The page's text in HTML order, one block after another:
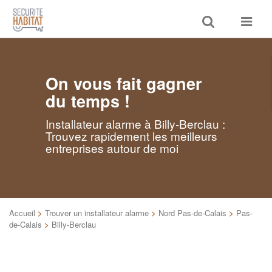
Toggle
search
Toggle
On vous fait gagner
du temps !
Installateur alarme à Billy-Berclau :
Trouvez rapidement les meilleurs
entreprises autour de moi
Accueil > Trouver un installateur alarme > Nord Pas-de-Calais > Pas-
de-Calais > Billy-Berclau